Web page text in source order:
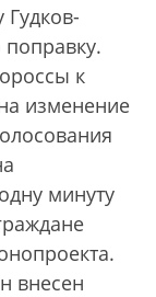
к
изменение
минуту
внесен